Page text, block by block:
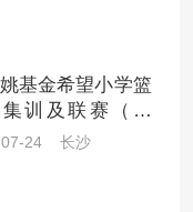
基金希望小学篮
训及联赛（全
07-24 长沙